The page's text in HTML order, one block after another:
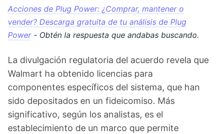
Acciones de Plug Power: ¿Comprar, mantener o
vender? Descarga gratuita de tu análisis de Plug
Power- Obtén la respuesta que andabas buscando.
La divulgación regulatoria del acuerdo revela que
Walmart ha obtenido licencias para
componentes específicos del sistema, que han
sido depositados en un fideicomiso. Más
significativo, según los analistas, es el
establecimiento de un marco que permite